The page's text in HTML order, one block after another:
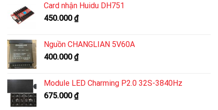
Card nhận Huidu DH751
450.000₫
Nguồn CHANGLIAN 5V60A
400.000₫
Module LED Charming P2.0 32S-3840Hz
675.000₫